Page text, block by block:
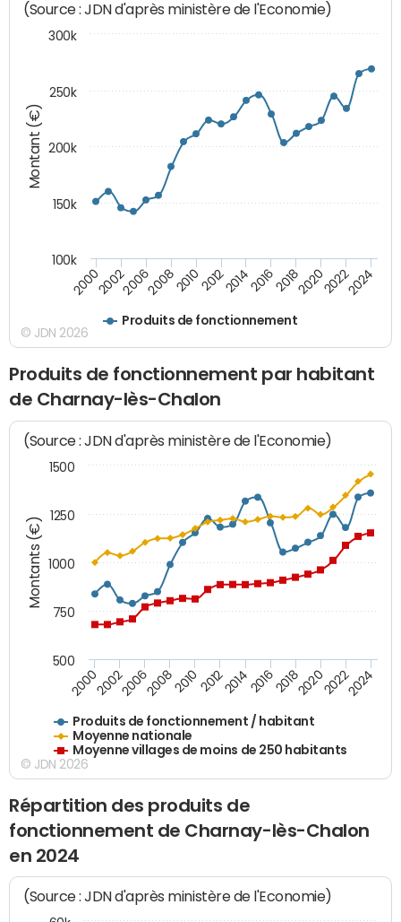
Montant (€)
(Source : JDN d'après ministère de l'Economie)
Produits de fonctionnement
200020022006200820102012201420162018202020222024
150k
200k
250k
300k
100k
© JDN 2026
Produits de fonctionnement par habitant
de Charnay-lès-Chalon
Montants (€)
(Source : JDN d'après ministère de l'Economie)
Produits de fonctionnement / habitant
Moyenne nationale
Moyenne villages de moins de 250 habitants
200020022006200820102012201420162018202020222024
500
750
1000
1250
1500
© JDN 2026
Répartition des produits de
fonctionnement de Charnay-lès-Chalon
en 2024
(Source : JDN d'après ministère de l'Economie)